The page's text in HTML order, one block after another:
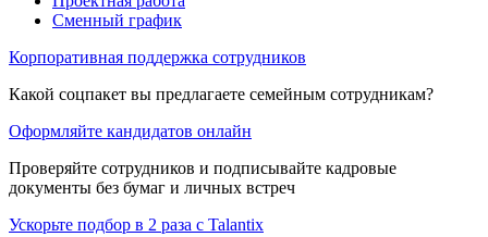
Сменный график
Корпоративная поддержка сотрудников
Какой соцпакет вы предлагаете семейным сотрудникам?
Оформляйте кандидатов онлайн
Проверяйте сотрудников и подписывайте кадровые
документы без бумаг и личных встреч
Ускорьте подбор в 2 раза с Talantix